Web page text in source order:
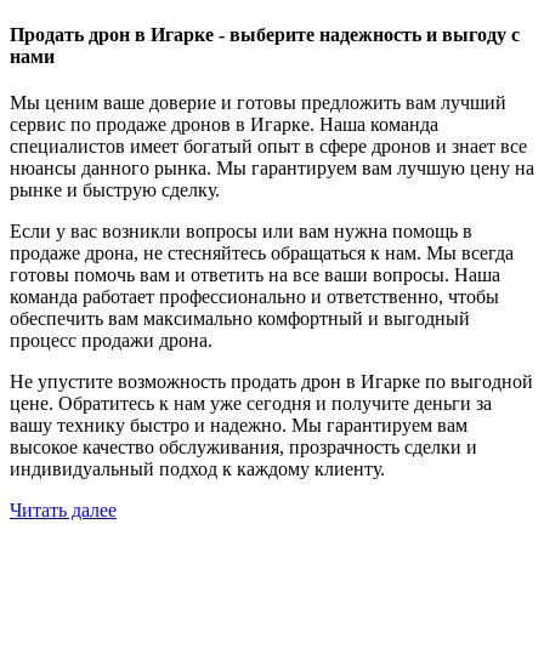
Продать дрон в Игарке - выберите надежность и выгоду с
нами
Мы ценим ваше доверие и готовы предложить вам лучший
сервис по продаже дронов в Игарке. Наша команда
специалистов имеет богатый опыт в сфере дронов и знает все
нюансы данного рынка. Мы гарантируем вам лучшую цену на
рынке и быструю сделку.
Если у вас возникли вопросы или вам нужна помощь в
продаже дрона, не стесняйтесь обращаться к нам. Мы всегда
готовы помочь вам и ответить на все ваши вопросы. Наша
команда работает профессионально и ответственно, чтобы
обеспечить вам максимально комфортный и выгодный
процесс продажи дрона.
Не упустите возможность продать дрон в Игарке по выгодной
цене. Обратитесь к нам уже сегодня и получите деньги за
вашу технику быстро и надежно. Мы гарантируем вам
высокое качество обслуживания, прозрачность сделки и
индивидуальный подход к каждому клиенту.
Читать далее